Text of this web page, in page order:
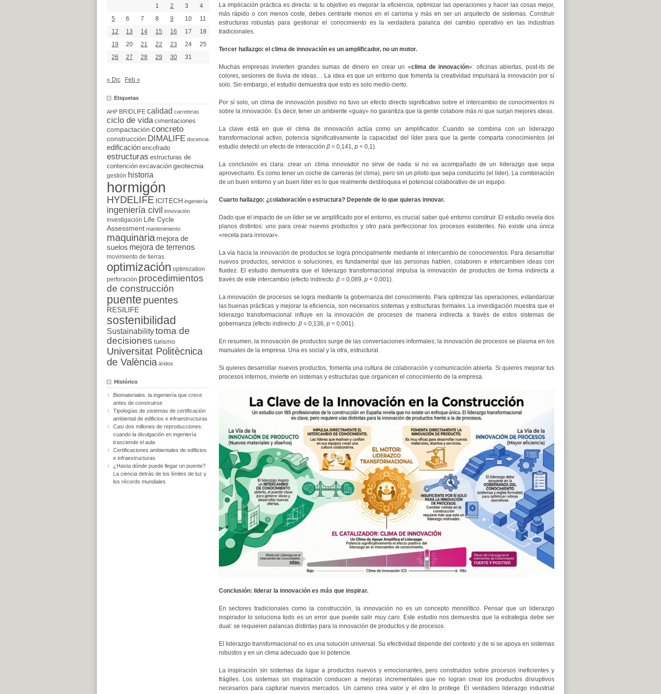
La implicación práctica es directa: si tu objetivo es mejorar la eficiencia, optimizar las operaciones y hacer las cosas mejor,
más rápido o con menos coste, debes centrarte menos en el carisma y más en ser un arquitecto de sistemas. Construir
estructuras robustas para gestionar el conocimiento es la verdadera palanca del cambio operativo en las industrias
tradicionales.
Tercer hallazgo: el clima de innovación es un amplificador, no un motor.
Muchas empresas invierten grandes sumas de dinero en crear un «clima de innovación»: oficinas abiertas, post-its de
colores, sesiones de lluvia de ideas… La idea es que un entorno que fomenta la creatividad impulsará la innovación por sí
solo. Sin embargo, el estudio demuestra que esto es solo medio cierto.
Por sí solo, un clima de innovación positivo no tuvo un efecto directo significativo sobre el intercambio de conocimientos ni
sobre la innovación. Es decir, tener un ambiente «guay» no garantiza que la gente colabore más ni que surjan mejores ideas.
La clave está en que el clima de innovación actúa como un amplificador. Cuando se combina con un liderazgo
transformacional activo, potencia significativamente la capacidad del líder para que la gente comparta conocimientos (el
estudio detectó un efecto de interacción β= 0,141, p< 0,1).
La conclusión es clara: crear un clima innovador no sirve de nada si no va acompañado de un liderazgo que sepa
aprovecharlo. Es como tener un coche de carreras (el clima), pero sin un piloto que sepa conducirlo (el líder). La combinación
de un buen entorno y un buen líder es lo que realmente desbloquea el potencial colaborativo de un equipo.
Cuarto hallazgo: ¿colaboración o estructura? Depende de lo que quieras innovar.
Dado que el impacto de un líder se ve amplificado por el entorno, es crucial saber qué entorno construir. El estudio revela dos
planos distintos: uno para crear nuevos productos y otro para perfeccionar los procesos existentes. No existe una única
«receta para innovar».
La vía hacia la innovación de productos se logra principalmente mediante el intercambio de conocimientos. Para desarrollar
nuevos productos, servicios o soluciones, es fundamental que las personas hablen, colaboren e intercambien ideas con
fluidez. El estudio demuestra que el liderazgo transformacional impulsa la innovación de productos de forma indirecta a
través de este intercambio (efecto indirecto: β= 0,089, p< 0,001).
La innovación de procesos se logra mediante la gobernanza del conocimiento. Para optimizar las operaciones, estandarizar
las buenas prácticas y mejorar la eficiencia, son necesarios sistemas y estructuras formales. La investigación muestra que el
liderazgo transformacional influye en la innovación de procesos de manera indirecta a través de estos sistemas de
gobernanza (efecto indirecto: β= 0,136, p< 0,001).
En resumen, la innovación de productos surge de las conversaciones informales; la innovación de procesos se plasma en los
manuales de la empresa. Una es social y la otra, estructural.
Si quieres desarrollar nuevos productos, fomenta una cultura de colaboración y comunicación abierta. Si quieres mejorar tus
procesos internos, invierte en sistemas y estructuras que organicen el conocimiento de la empresa.
Conclusión: liderar la innovación es más que inspirar.
En sectores tradicionales como la construcción, la innovación no es un concepto monolítico. Pensar que un liderazgo
inspirador lo soluciona todo es un error que puede salir muy caro. Este estudio nos demuestra que la estrategia debe ser
dual: se requieren palancas distintas para la innovación de productos y de procesos.
El liderazgo transformacional no es una solución universal. Su efectividad depende del contexto y de si se apoya en sistemas
robustos y en un clima adecuado que lo potencie.
La inspiración sin sistemas da lugar a productos nuevos y emocionantes, pero construidos sobre procesos ineficientes y
frágiles. Los sistemas sin inspiración conducen a mejoras incrementales que no logran crear los productos disruptivos
necesarios para capturar nuevos mercados. Un camino crea valor y el otro lo protege. El verdadero liderazgo industrial
1
2 3
4
5
6 7 8 9 10
11
12
13 14 15 16 17
18
19
20 21 22 23 24
25
26
27 28 29 30 31
« Dic Feb »
Etiquetas
AHP BRIDLIFE calidad carreteras
ciclo de vida cimentaciones
compactación concreto
construcción DIMALIFE docencia
edificación encofrado
estructuras estructuras de
contención excavación geotecnia
gestión historia
hormigón
HYDELIFE ICITECH ingeniería
ingeniería civil innovación
investigación
Life Cycle
Assessment mantenimiento
maquinaria mejora de
suelos mejora de terrenos
movimiento de tierras
optimización optimization
perforación procedimientos
de construcción
puente puentes
RESILIFE
sostenibilidad
Sustainabilitytoma de
decisiones turismo
Universitat Politècnica
de València áridos
Histórico
Biomateriales: la ingeniería que crece
antes de construirse
Tipologías de sistemas de certificación
ambiental de edificios e infraestructuras
Casi dos millones de reproducciones:
cuando la divulgación en ingeniería
trasciende el aula
Certificaciones ambientales de edificios
e infraestructuras
¿Hasta dónde puede llegar un puente?
La ciencia detrás de los límites de luz y
los récords mundiales